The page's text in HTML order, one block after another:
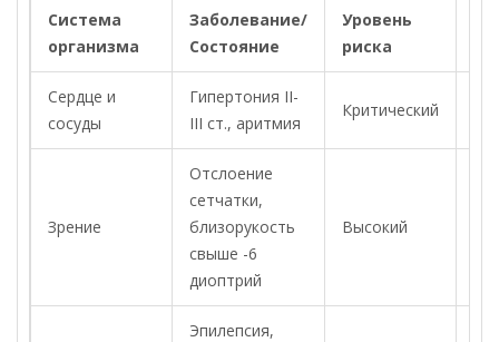
Система
организма
Заболевание/
Состояние
Уровень
риска
Сердце и
сосуды
Гипертония II-
III ст., аритмия
Критический
Зрение
Отслоение
сетчатки,
близорукость
свыше -6
диоптрий
Высокий
Эпилепсия,